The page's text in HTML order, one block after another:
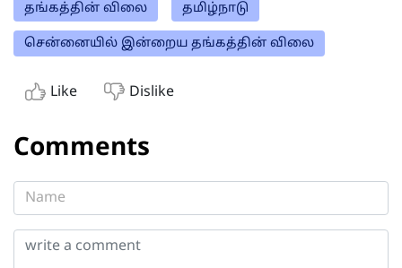
தங்கத்தின் விலை தமிழ்நாடு
சென்னையில் இன்றைய தங்கத்தின் விலை
Like Dislike
Comments